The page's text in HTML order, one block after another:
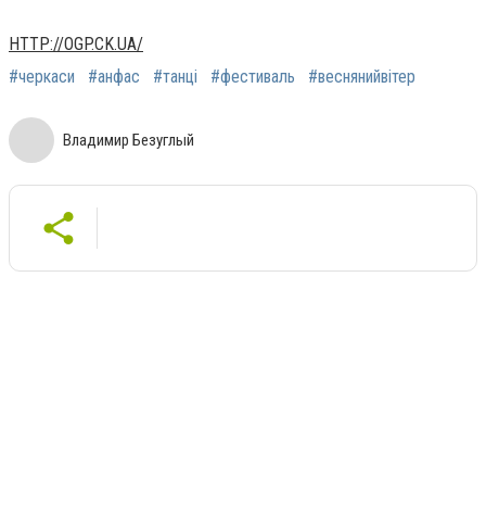
HTTP://OGP.CK.UA/
#черкаси
#анфас #танці #фестиваль #веснянийвітер
Владимир Безуглый